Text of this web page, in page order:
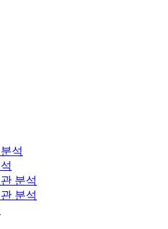
석
분석
분석